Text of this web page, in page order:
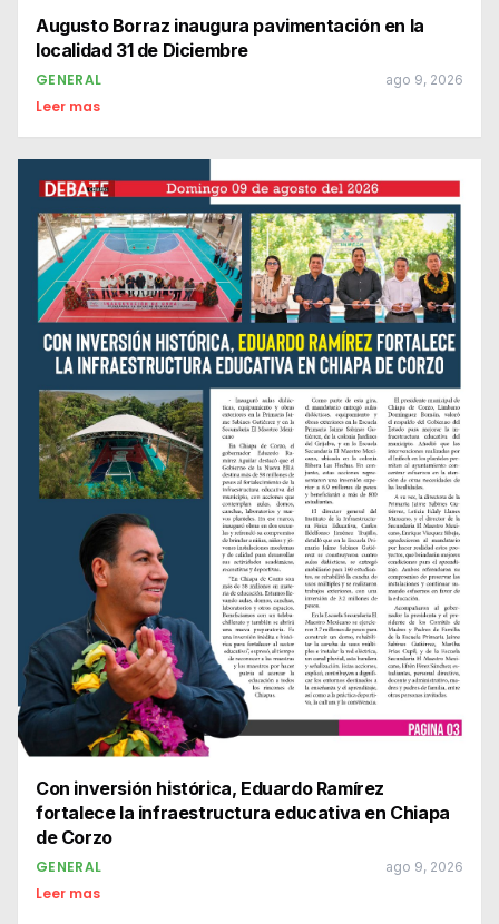
Augusto Borraz inaugura pavimentación en la
localidad 31 de Diciembre
GENERAL ago 9, 2026
Leer mas
Con inversión histórica, Eduardo Ramírez
fortalece la infraestructura educativa en Chiapa
de Corzo
GENERAL ago 9, 2026
Leer mas